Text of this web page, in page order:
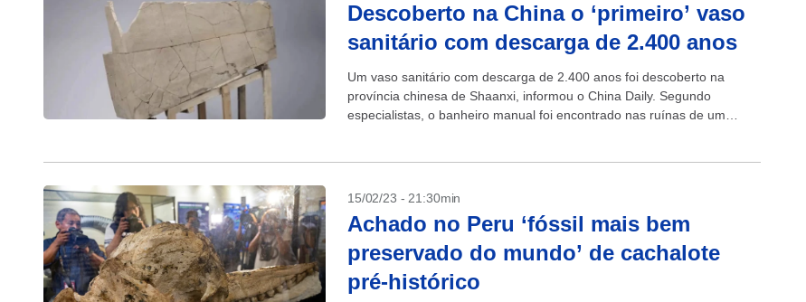
Descoberto na China o ‘primeiro’ vaso
sanitário com descarga de 2.400 anos
Um vaso sanitário com descarga de 2.400 anos foi descoberto na
província chinesa de Shaanxi, informou o China Daily. Segundo
especialistas, o banheiro manual foi encontrado nas ruínas de um
15/02/23 - 21:30min
Achado no Peru ‘fóssil mais bem
preservado do mundo’ de cachalote
pré-histórico